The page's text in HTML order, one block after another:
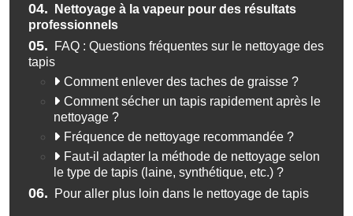
04.
Nettoyage à la vapeur pour des résultats
professionnels
05.
FAQ : Questions fréquentes sur le nettoyage des
tapis
Comment enlever des taches de graisse ?
Comment sécher un tapis rapidement après le
nettoyage ?
Fréquence de nettoyage recommandée ?
Faut-il adapter la méthode de nettoyage selon
le type de tapis (laine, synthétique, etc.) ?
06. Pour aller plus loin dans le nettoyage de tapis